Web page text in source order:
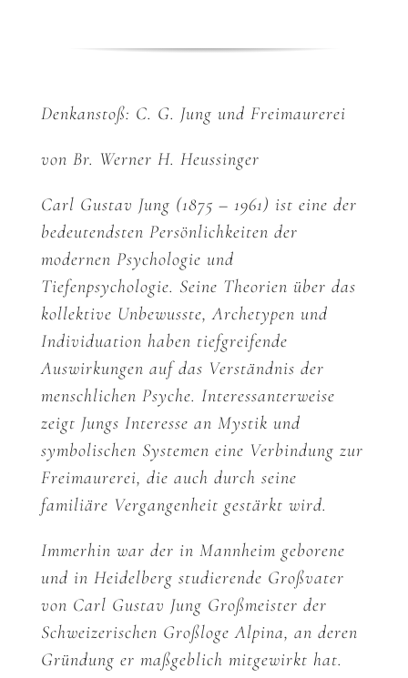
Denkanstoß: C. G. Jung und Freimaurerei
von Br. Werner H. Heussinger
Carl Gustav Jung (1875 – 1961) ist eine der
bedeutendsten Persönlichkeiten der
modernen Psychologie und
Tiefenpsychologie. Seine Theorien über das
kollektive Unbewusste, Archetypen und
Individuation haben tiefgreifende
Auswirkungen auf das Verständnis der
menschlichen Psyche. Interessanterweise
zeigt Jungs Interesse an Mystik und
symbolischen Systemen eine Verbindung zur
Freimaurerei, die auch durch seine
familiäre Vergangenheit gestärkt wird.
Immerhin war der in Mannheim geborene
und in Heidelberg studierende Großvater
von Carl Gustav Jung Großmeister der
Schweizerischen Großloge Alpina, an deren
Gründung er maßgeblich mitgewirkt hat.